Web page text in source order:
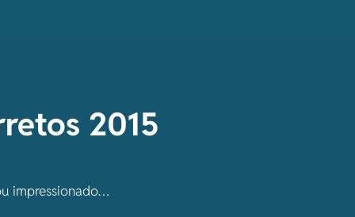
2015
impressionado…